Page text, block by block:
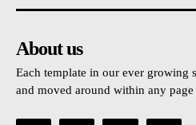
About us
Each template in our ever growing
and moved around within any